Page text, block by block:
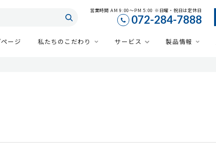
営業時間 AM 9:00～PM 5:00 ※日曜・祝日は定休日
072-284-7888
ージ 私たちのこだわり サービス 製品情報